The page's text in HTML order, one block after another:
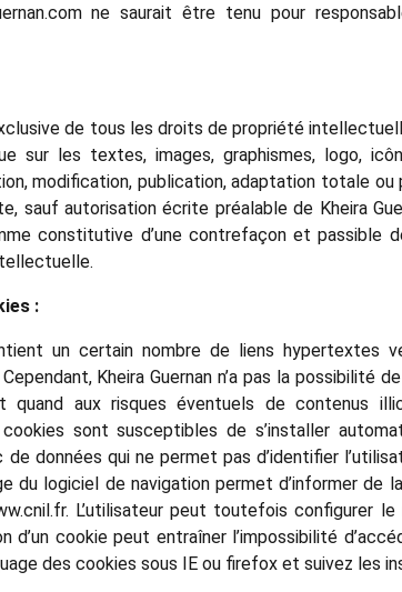
ne saurait être tenu pour
de tous les droits de propriété
sur les textes, images, graphismes, logo,
modification, publication, adaptation totale
sauf autorisation écrite préalable de Kheira
constitutive d’une contrefaçon et passible
:
un certain nombre de liens hypertextes
Cependant, Kheira Guernan n’a pas la
aux risques éventuels de contenus
sont susceptibles de s’installer
données qui ne permet pas d’identifier
du logiciel de navigation permet d’informer
L’utilisateur peut toutefois configurer
d’un cookie peut entraîner l’impossibilité
des cookies sous IE ou firefox et suivez les